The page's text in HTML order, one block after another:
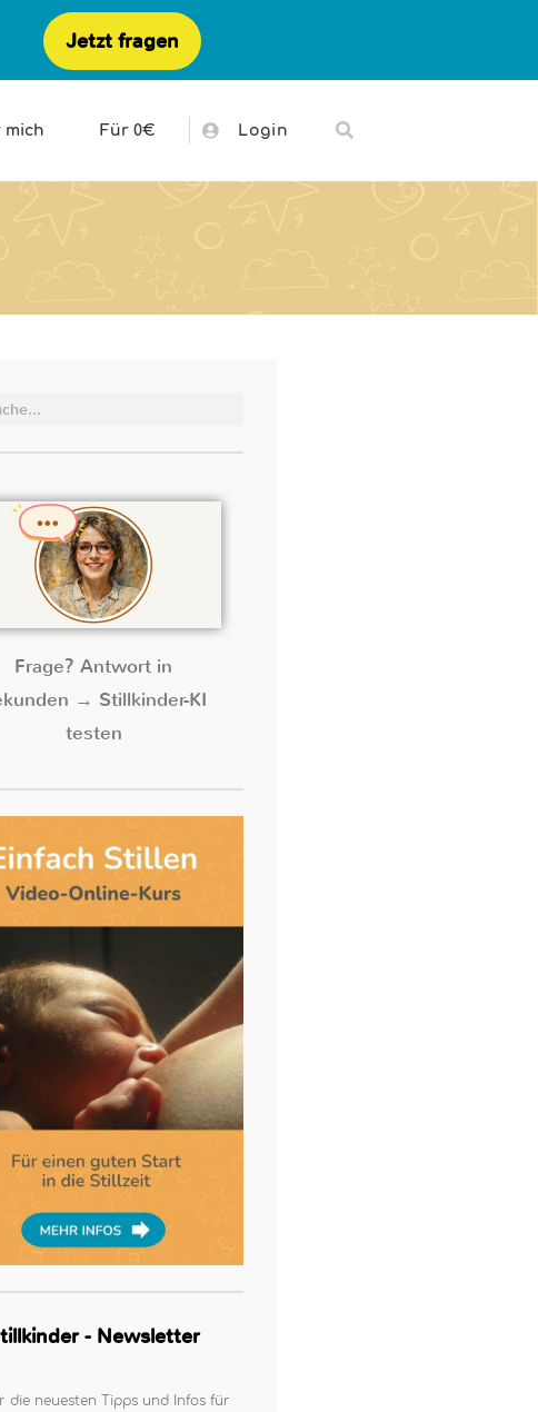
Jetzt fragen
mich Für 0€ Login
Frage? Antwort in
→ Stillkinder-KI
testen
- Newsletter
die neuesten Tipps und Infos für